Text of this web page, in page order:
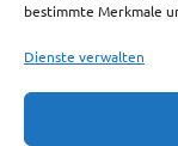
bestimmte Merkmale
Dienste verwalten